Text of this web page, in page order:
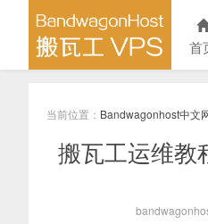
首
当前位置： Bandwagonhost中文
搬瓦工运维教